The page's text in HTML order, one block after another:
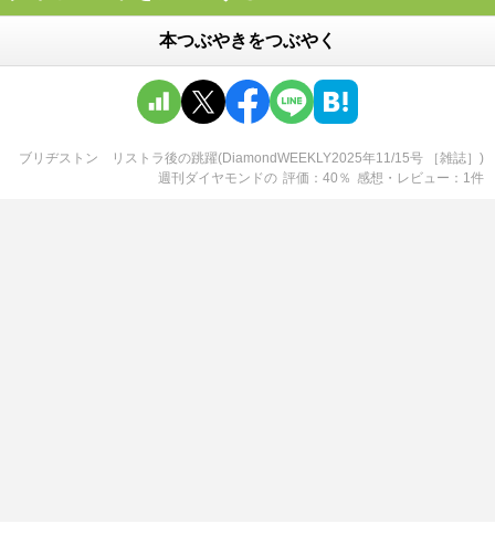
本つぶやきをつぶやく
ブリヂストン リストラ後の跳躍(DiamondWEEKLY2025年11/15号 ［雑誌］)
週刊ダイヤモンドの 評価 40 ％ 感想・レビュー 1件